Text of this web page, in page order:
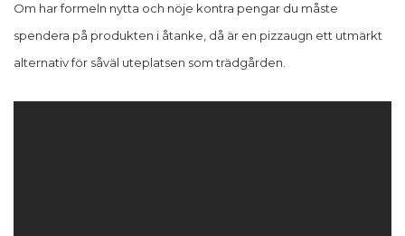
Om har formeln nytta och nöje kontra pengar du måste
spendera på produkten i åtanke, då är en pizzaugn ett utmärkt
alternativ för såväl uteplatsen som trädgården.